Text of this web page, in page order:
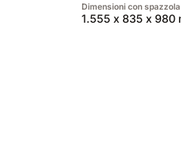
Dimensioni con
1.555 x 835 x 980